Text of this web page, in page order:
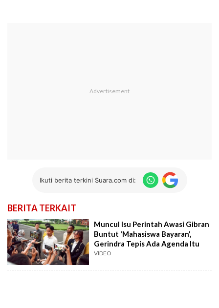
Ikuti berita terkini Suara.com di:
BERITA TERKAIT
Muncul Isu Perintah Awasi Gibran
Buntut 'Mahasiswa Bayaran',
Gerindra Tepis Ada Agenda Itu
VIDEO